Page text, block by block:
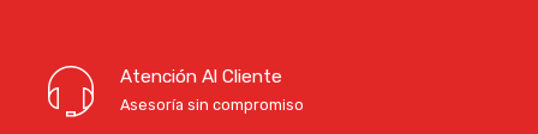
Atención Al Cliente
Asesoría sin compromiso